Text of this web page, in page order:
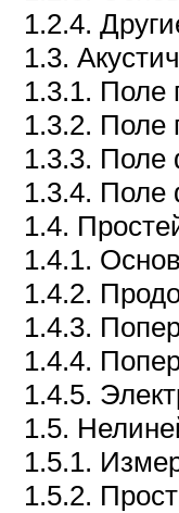
1.2.4.
1.3.
1.3.1. Поле
1.3.2. Поле
1.3.3. Поле
1.3.4. Поле
1.4.
1.4.1.
1.4.2.
1.4.3.
1.4.4.
1.4.5.
1.5.
1.5.1.
1.5.2.